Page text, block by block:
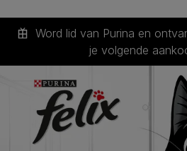
Word lid van Purina en
je volgende